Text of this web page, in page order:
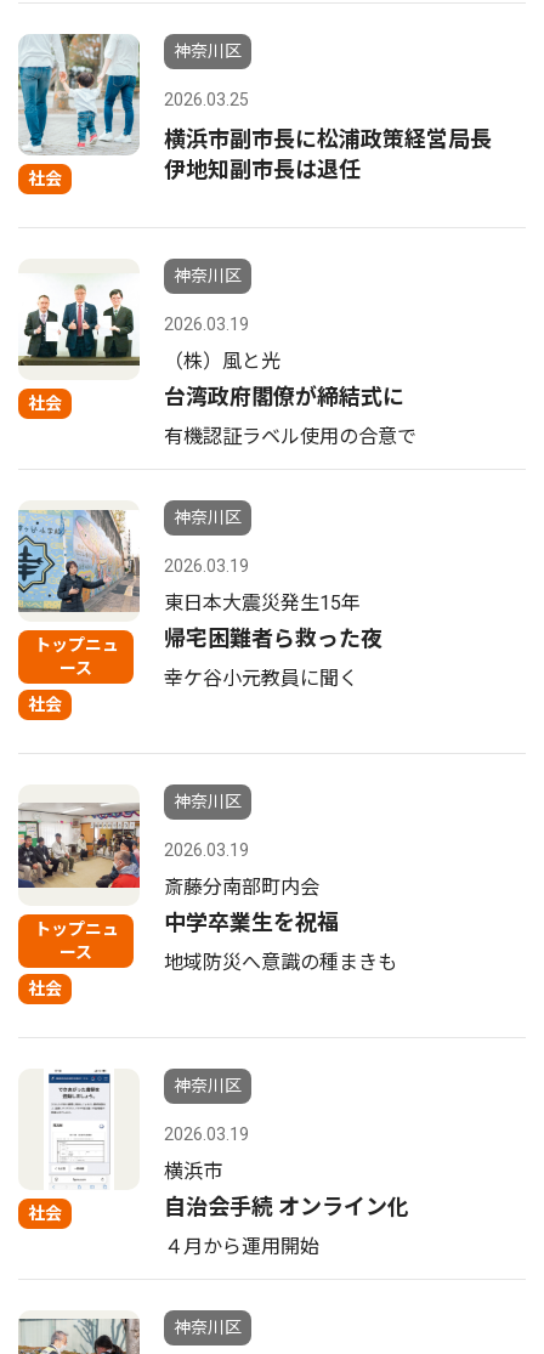
社会
神奈川区
2026.03.25
横浜市副市長に松浦政策経営局長
伊地知副市長は退任
社会
神奈川区
2026.03.19
（株）風と光
台湾政府閣僚が締結式に
有機認証ラベル使用の合意で
トップニュ
ース
社会
神奈川区
2026.03.19
東日本大震災発生15年
帰宅困難者ら救った夜
幸ケ谷小元教員に聞く
トップニュ
ース
社会
神奈川区
2026.03.19
斎藤分南部町内会
中学卒業生を祝福
地域防災へ意識の種まきも
社会
神奈川区
2026.03.19
横浜市
自治会手続 オンライン化
４月から運用開始
神奈川区